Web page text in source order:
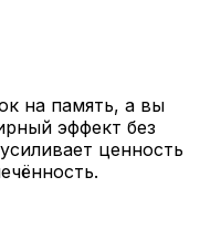
на память, а вы
эффект без
ценность